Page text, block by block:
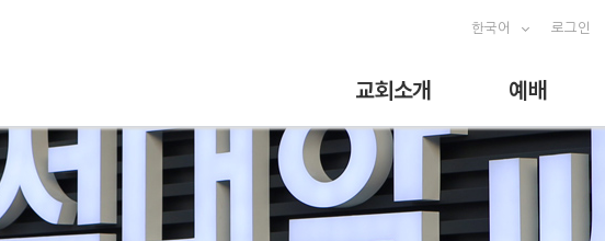
한국어 로그인
교회소개 예배